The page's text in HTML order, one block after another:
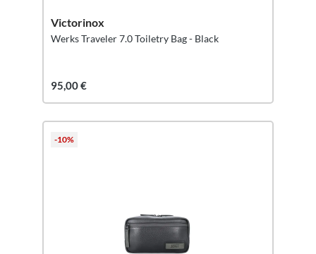
Victorinox
Werks Traveler 7.0 Toiletry Bag - Black
95,00 €
-10%